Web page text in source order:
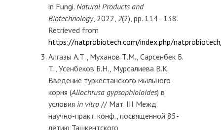
in Fungi. Natural Products and
Biotechnology, 2022, 2(2), рр. 114–138.
Retrieved from
https://natprobiotech.com/index.php/
Алгазы А.Т., Муханов Т.М., Сарсенбек Б.
Т., Усенбеков Б.Н., Мурсалиева В.К.
Введение туркестанского мыльного
корня (Allochrusa gypsophioloides) в
условия in vitro // Мат. III Межд.
научно-практ. конф., посвященной 85-
летию Ташкентского